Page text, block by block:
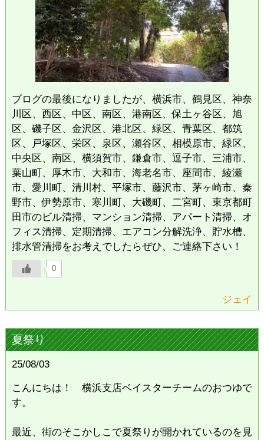
ブログの最後になりましたが、横浜市、鶴見区、神奈
川区、西区、中区、南区、港南区、保土ヶ谷区、旭
区、磯子区、金沢区、港北区、緑区、青葉区、都筑
区、戸塚区、栄区、泉区、瀬谷区、相模原市、緑区、
中央区、南区、横須賀市、鎌倉市、逗子市、三浦市、
葉山町、厚木市、大和市、海老名市、座間市、綾瀬
市、愛川町、清川村、平塚市、藤沢市、茅ヶ崎市、秦
野市、伊勢原市、寒川町、大磯町、二宮町、東京都町
田市のビル清掃、マンション清掃、アパート清掃、オ
フィス清掃、定期清掃、エアコン分解洗浄、貯水槽、
排水管清掃をお考えでしたらぜひ、ご連絡下さい！
0
ジェイ
夏祭り
25/08/03
こんにちは！ 横浜支店ベイスターチームのおつゆで
す。
最近、街のそこかしこで夏祭りが開かれているのを見